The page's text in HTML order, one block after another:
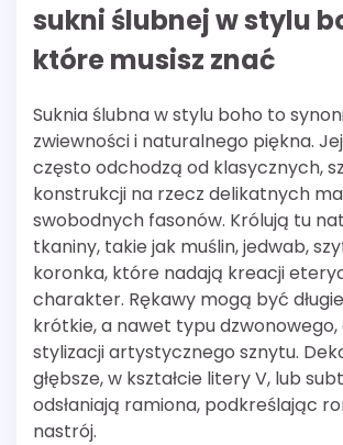
sukni ślubnej w stylu
które musisz znać
Suknia ślubna w stylu boho to
zwiewności i naturalnego piękna.
często odchodzą od klasycznych,
konstrukcji na rzecz delikatnych
swobodnych fasonów. Królują tu
tkaniny, takie jak muślin, jedwab,
koronka, które nadają kreacji
charakter. Rękawy mogą być
krótkie, a nawet typu
stylizacji artystycznego sznytu.
głębsze, w kształcie litery V, lub
odsłaniają ramiona, podkreślając
nastrój.